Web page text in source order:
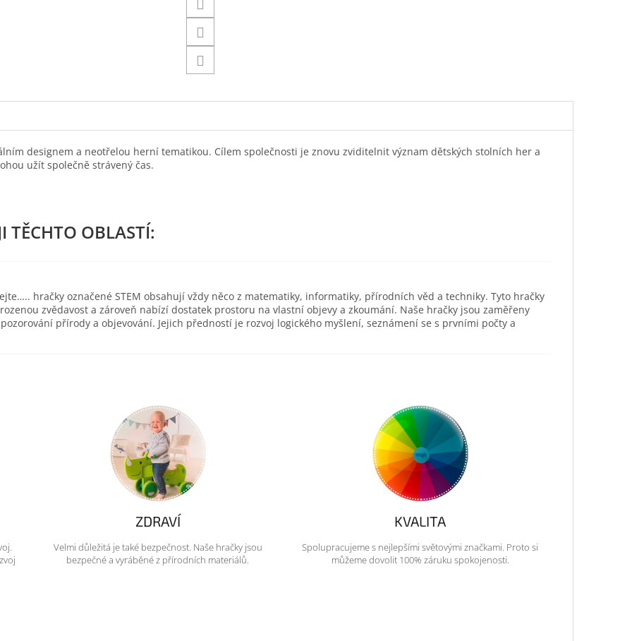
designem a neotřelou herní tematikou. Cílem společnosti je znovu zviditelnit význam dětských stolních her a
užít společně strávený čas.
hračky označené STEM obsahují vždy něco z matematiky, informatiky, přírodních věd a techniky. Tyto hračky
zvědavost a zároveň nabízí dostatek prostoru na vlastní objevy a zkoumání. Naše hračky jsou zaměřeny
přírody a objevování. Jejich předností je rozvoj logického myšlení, seznámení se s prvními počty a
ZDRAVÍ
Velmi důležitá je také bezpečnost. Naše hračky jsou
bezpečné a vyráběné z přírodních materiálů.
KVALITA
Spolupracujeme s nejlepšími světovými značkami. Proto si
můžeme dovolit 100% záruku spokojenosti.